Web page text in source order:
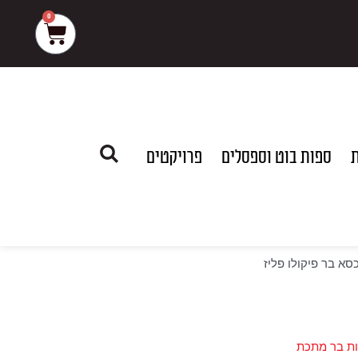
0
עגלת
קניות
ספות בוט וספסלים פרויקטים
בר פיקולו פליז
בר מתכת